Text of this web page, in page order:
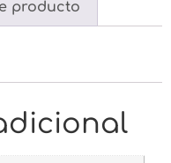
producto